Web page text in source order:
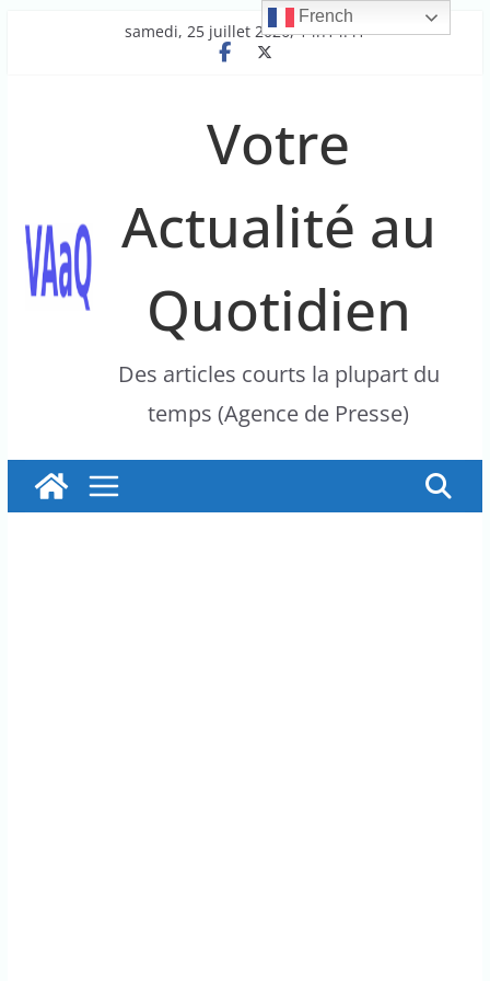
samedi, 25 juillet 2026, 14h14:41
Votre
Actualité au
Quotidien
Des articles courts la plupart du
temps (Agence de Presse)
French